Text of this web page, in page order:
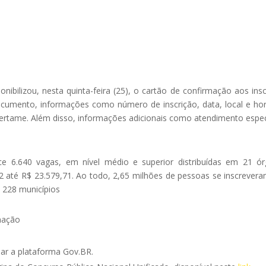
nesta quinta-feira (25), o cartão de confirmação aos
informações como número de inscrição, data, local e
Além disso, informações adicionais como atendimento
6.640 vagas, em nível médio e superior distribuídas em 21
até R$ 23.579,71. Ao todo, 2,65 milhões de pessoas se
municípios
a plataforma Gov.BR.